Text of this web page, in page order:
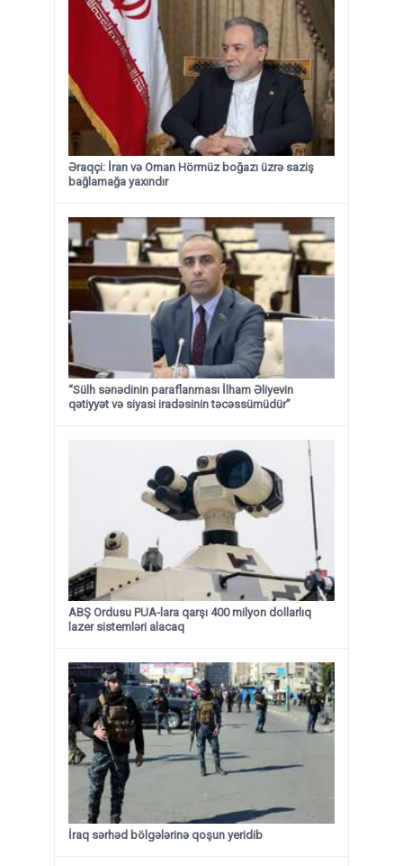
Əraqçi: İran və Oman Hörmüz boğazı üzrə saziş
bağlamağa yaxındır
“Sülh sənədinin paraflanması İlham Əliyevin
qətiyyət və siyasi iradəsinin təcəssümüdür”
ABŞ Ordusu PUA-lara qarşı 400 milyon dollarlıq
lazer sistemləri alacaq
İraq sərhəd bölgələrinə qoşun yeridib